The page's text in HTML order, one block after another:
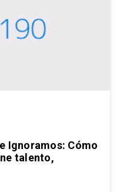
Ignoramos: Cómo
talento,